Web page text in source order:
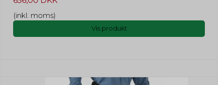
(inkl. moms)
Vis produkt